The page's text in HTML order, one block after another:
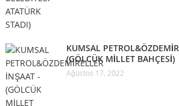
KUMSAL
(GÖLCÜK MİLLET BAHÇESİ)
Ağustos 17, 2022